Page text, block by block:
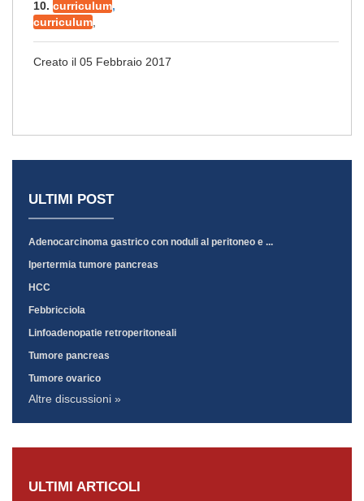
10. curriculum,
curriculum
Creato il 05 Febbraio 2017
ULTIMI POST
Adenocarcinoma gastrico con noduli al peritoneo e ...
Ipertermia tumore pancreas
HCC
Febbricciola
Linfoadenopatie retroperitoneali
Tumore pancreas
Tumore ovarico
Altre discussioni »
ULTIMI ARTICOLI